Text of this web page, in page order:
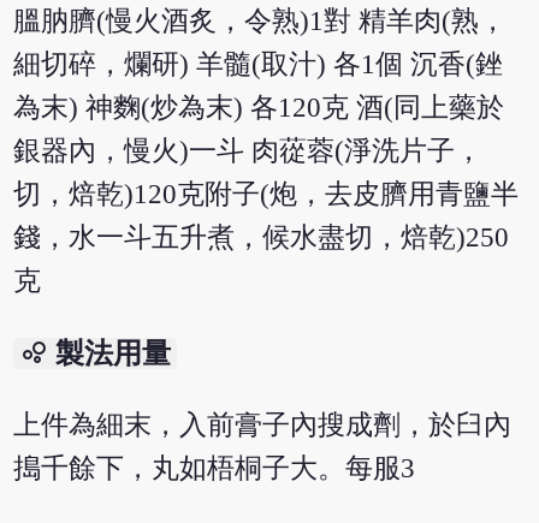
膃肭臍(慢火酒炙，令熟)1對 精羊肉(熟，
細切碎，爛研) 羊髓(取汁) 各1個 沉香(銼
為末) 神麴(炒為末) 各120克 酒(同上藥於
銀器內，慢火)一斗 肉蓯蓉(淨洗片子，
切，焙乾)120克附子(炮，去皮臍用青鹽半
錢，水一斗五升煮，候水盡切，焙乾)250
克
bubble_chart 製法用量
上件為細末，入前膏子內搜成劑，於臼內
搗千餘下，丸如梧桐子大。每服3